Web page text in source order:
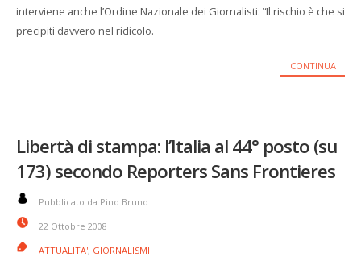
interviene anche l’Ordine Nazionale dei Giornalisti: “Il rischio è che si
precipiti davvero nel ridicolo.
CONTINUA
Libertà di stampa: l’Italia al 44° posto (su
173) secondo Reporters Sans Frontieres
Pubblicato da Pino Bruno
22 Ottobre 2008
ATTUALITA', GIORNALISMI